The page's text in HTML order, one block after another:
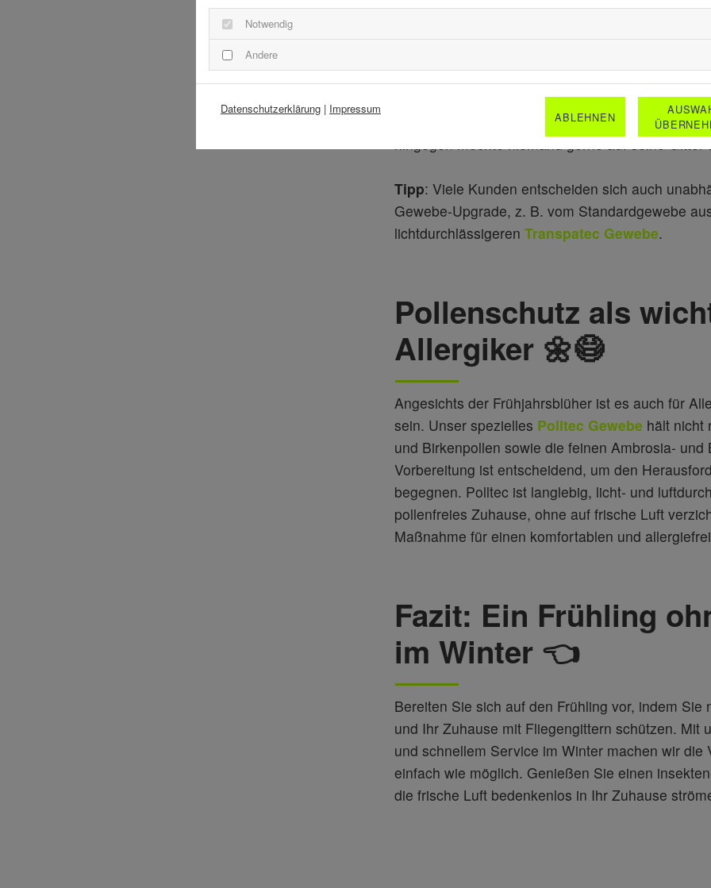
Der Winter ist darüber hinaus die geeignetste
Fliegengittern nachzudenken. Falls Sie
Gitter notwendig wird, beispielsweise aufgrund
dann sollten Sie die ruhigere Winterzeit nutzen,
für die anstehende Insektensaison. In der
Insektenschutz temporär abzunehmen und
hingegen möchte niemand gerne auf seine
Tipp: Viele Kunden entscheiden sich auch
Gewebe-Upgrade, z. B. vom Standardgewebe
lichtdurchlässigeren Transpatec Gewebe.
Pollenschutz als
Allergiker 🌼😷
Angesichts der Frühjahrsblüher ist es auch für
sein. Unser spezielles Polltec Gewebe hält nicht
und Birkenpollen sowie die feinen Ambrosia-
Vorbereitung ist entscheidend, um den
begegnen. Polltec ist langlebig, licht- und
pollenfreies Zuhause, ohne auf frische Luft
Maßnahme für einen komfortablen und
Fazit: Ein Frühling
im Winter 👈
Bereiten Sie sich auf den Frühling vor, indem
und Ihr Zuhause mit Fliegengittern schützen. Mit
und schnellem Service im Winter machen wir
einfach wie möglich. Genießen Sie einen
die frische Luft bedenkenlos in Ihr Zuhause
Notwendig
Andere
Datenschutzerklärung | Impressum
ABLEHNEN